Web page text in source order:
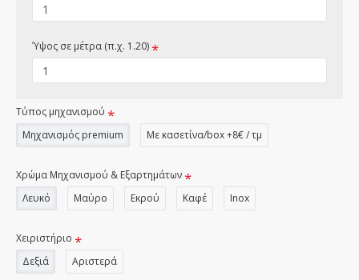
Ύψος σε μέτρα (π.χ. 1.20)
Τύπος μηχανισμού
Μηχανισμός premium
Με κασετίνα/box +8€ / τμ
Χρώμα Μηχανισμού & Εξαρτημάτων
Λευκό
Μαύρο Εκρού Καφέ Inox
Χειριστήριο
Δεξιά
Αριστερά